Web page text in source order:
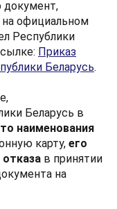
документ,
официальном
Республики
Приказ
Беларусь.
Беларусь в
наименования
карту, его
в принятии
на